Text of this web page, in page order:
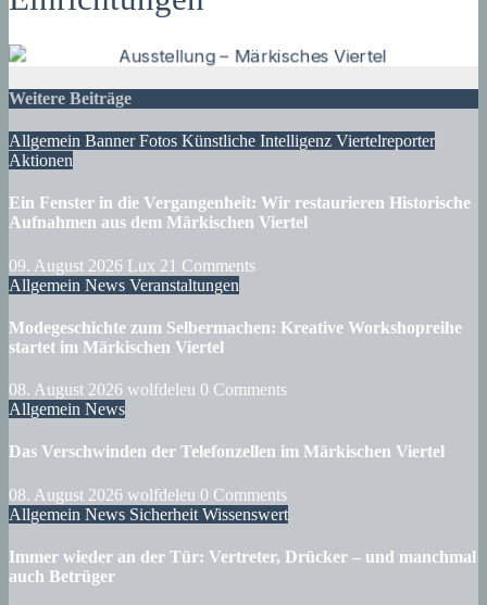
Weitere Beiträge
Allgemein BannerFotos Künstliche Intelligenz Viertelreporter
Aktionen
Ein Fenster in die Vergangenheit: Wir restaurieren Historische
Aufnahmen aus dem Märkischen Viertel
09. August 2026 Lux 21 Comments
Allgemein News Veranstaltungen
Modegeschichte zum Selbermachen: Kreative Workshopreihe
startet im Märkischen Viertel
08. August 2026 wolfdeleu 0 Comments
Allgemein News
Das Verschwinden der Telefonzellen im Märkischen Viertel
08. August 2026 wolfdeleu 0 Comments
Allgemein News Sicherheit Wissenswert
Immer wieder an der Tür: Vertreter, Drücker – und manchmal
auch Betrüger